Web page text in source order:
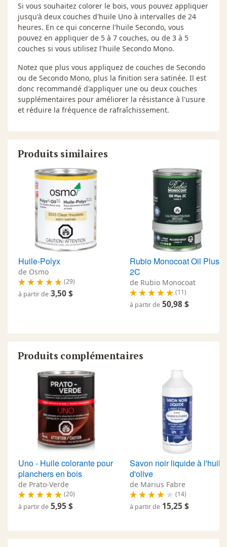
Si vous souhaitez colorer le bois, vous pouvez appliquer
jusqu'à deux couches d'huile Uno à intervalles de 24
heures. En ce qui concerne l'huile Secondo, vous
pouvez en appliquer de 5 à 7 couches, ou de 3 à 5
couches si vous utilisez l'huile Secondo Mono.
Notez que plus vous appliquez de couches de Secondo
ou de Secondo Mono, plus la finition sera satinée. Il est
donc recommandé d'appliquer une ou deux couches
supplémentaires pour améliorer la résistance à l'usure
et réduire la fréquence de rafraîchissement.
Produits similaires
Huile-Polyx
de Osmo
(29)
à partir de 3,50 $
Rubio Monocoat Oil Plus
2C
de Rubio Monocoat
(11)
à partir de 50,98 $
Produits complémentaires
Uno - Huile colorante pour
planchers en bois
de Prato-Verde
(20)
à partir de 5,95 $
Savon noir liquide à l'huile
d'olive
de Marius Fabre
(14)
à partir de 15,25 $